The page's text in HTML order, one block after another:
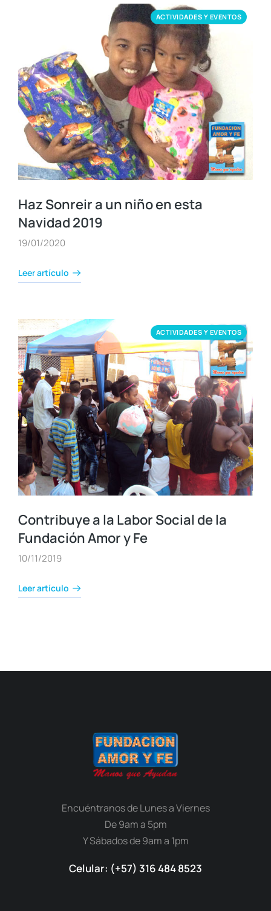
ACTIVIDADES Y EVENTOS
Haz Sonreir a un niño en esta
Navidad 2019
19/01/2020
Leer artículo
ACTIVIDADES Y EVENTOS
Contribuye a la Labor Social de la
Fundación Amor y Fe
10/11/2019
Leer artículo
Encuéntranos de Lunes a Viernes
De 9am a 5pm
Y Sábados de 9am a 1pm
Celular: (+57) 316 484 8523